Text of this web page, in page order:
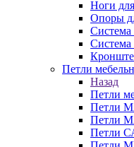
Ноги
Опоры
Система
Петли
Назад
Петли
Петли
Петли
Петли